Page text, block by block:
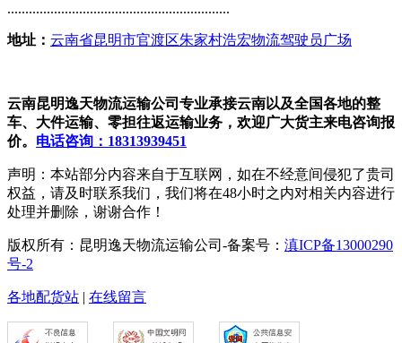
..............................................................
地址： 云南省昆明市官渡区朱家村浩宏物流驾驶员广场
云南昆明逸天物流运输公司专业承接云南以及全国各地的整
车、大件运输、零担往返运输业务，欢迎广大货主来电咨询报
价。 电话咨询：18313939451
声明：本站部分内容来自于互联网，如在不经意间侵犯了贵司
权益，请及时联系我们，我们将在48小时之内对相关内容进行
处理并删除，谢谢合作！
版权所有：昆明逸天物流运输公司-备案号： 滇ICP备13000290
号-2
各地配货站 | 在线留言